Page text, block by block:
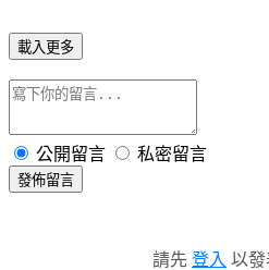
載入更多
公開留言 私密留言
發佈留言
請先 登入 以發